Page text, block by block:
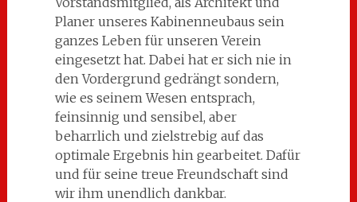
Planer unseres Kabinenneubaus sein
ganzes Leben für unseren Verein
eingesetzt hat. Dabei hat er sich nie in
den Vordergrund gedrängt sondern,
wie es seinem Wesen entsprach,
feinsinnig und sensibel, aber
beharrlich und zielstrebig auf das
optimale Ergebnis hin gearbeitet. Dafür
und für seine treue Freundschaft sind
wir ihm unendlich dankbar.